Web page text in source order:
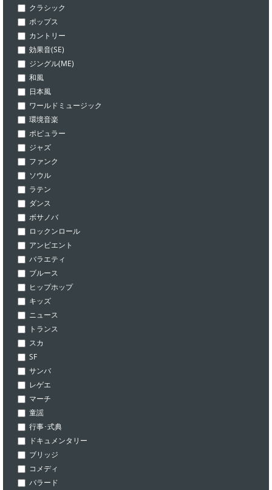
クラシック
ポップス
カントリー
効果音(SE)
ジングル(ME)
和風
日本風
ワールドミュージック
環境音楽
ポピュラー
ジャズ
ファンク
ソウル
ラテン
ダンス
ボサノバ
ロックンロール
アンビエント
バラエティ
ブルース
ヒップホップ
キッズ
ニュース
トランス
スカ
SF
サンバ
レゲエ
マーチ
童謡
行事･式典
ドキュメンタリー
ブリッジ
コメディ
バラード